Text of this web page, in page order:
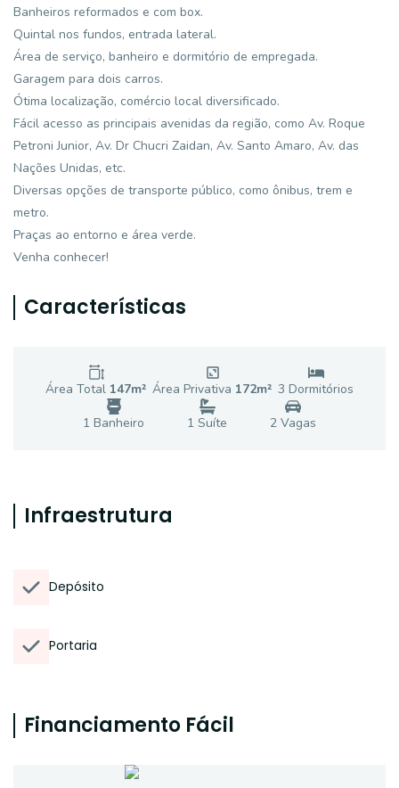
Banheiros reformados e com box.
Quintal nos fundos, entrada lateral.
Área de serviço, banheiro e dormitório de empregada.
Garagem para dois carros.
Ótima localização, comércio local diversificado.
Fácil acesso as principais avenidas da região, como Av. Roque
Petroni Junior, Av. Dr Chucri Zaidan, Av. Santo Amaro, Av. das
Nações Unidas, etc.
Diversas opções de transporte público, como ônibus, trem e
metro.
Praças ao entorno e área verde.
Venha conhecer!
Características
Área Total 147m² Área Privativa 172m² 3 Dormitórios
1 Banheiro 1 Suíte 2 Vagas
Infraestrutura
Depósito
Portaria
Financiamento Fácil